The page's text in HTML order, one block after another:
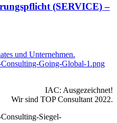
(SERVICE) –
und Unternehmen.
IAC: Ausgezeichnet!
Wir sind TOP Consultant 2022.